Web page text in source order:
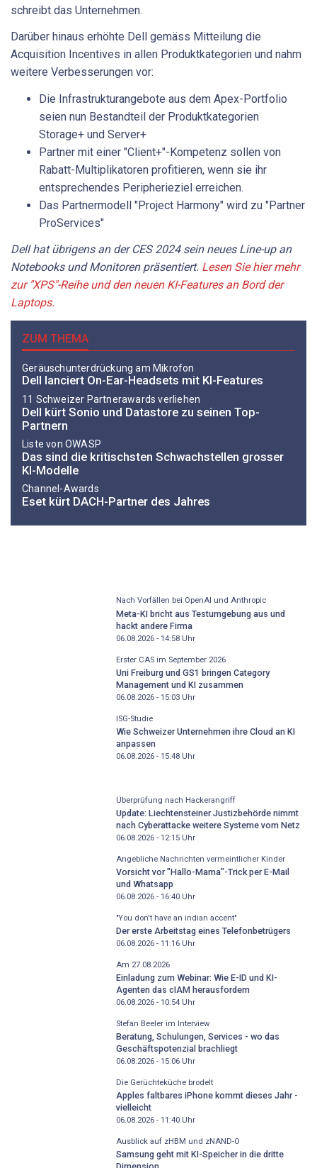
schreibt das Unternehmen.
Darüber hinaus erhöhte Dell gemäss Mitteilung die
Acquisition Incentives in allen Produktkategorien und nahm
weitere Verbesserungen vor:
Die Infrastrukturangebote aus dem Apex-Portfolio
seien nun Bestandteil der Produktkategorien
Storage+ und Server+
Partner mit einer "Client+"-Kompetenz sollen von
Rabatt-Multiplikatoren profitieren, wenn sie ihr
entsprechendes Peripherieziel erreichen.
Das Partnermodell "Project Harmony" wird zu "Partner
ProServices"
Dell hat übrigens an der CES 2024 sein neues Line-up an
Notebooks und Monitoren präsentiert. Lesen Sie hier mehr
zur "XPS"-Reihe und den neuen KI-Features an Bord der
Laptops.
ZUM THEMA
Geräuschunterdrückung am Mikrofon
Dell lanciert On-Ear-Headsets mit KI-Features
11 Schweizer Partnerawards verliehen
Dell kürt Sonio und Datastore zu seinen Top-
Partnern
Liste von OWASP
Das sind die kritischsten Schwachstellen grosser
KI-Modelle
Channel-Awards
Eset kürt DACH-Partner des Jahres
Nach Vorfällen bei OpenAI und Anthropic
Meta-KI bricht aus Testumgebung aus und
hackt andere Firma
06.08.2026 - 14:58Uhr
Erster CAS im September 2026
Uni Freiburg und GS1 bringen Category
Management und KI zusammen
06.08.2026 - 15:03Uhr
ISG-Studie
Wie Schweizer Unternehmen ihre Cloud an KI
anpassen
06.08.2026 - 15:48Uhr
Überprüfung nach Hackerangriff
Update: Liechtensteiner Justizbehörde nimmt
nach Cyberattacke weitere Systeme vom Netz
06.08.2026 - 12:15Uhr
Angebliche Nachrichten vermeintlicher Kinder
Vorsicht vor "Hallo-Mama"-Trick per E-Mail
und Whatsapp
06.08.2026 - 16:40Uhr
"You don't have an indian accent"
Der erste Arbeitstag eines Telefonbetrügers
06.08.2026 - 11:16Uhr
Am 27.08.2026
Einladung zum Webinar: Wie E-ID und KI-
Agenten das cIAM herausfordern
06.08.2026 - 10:54Uhr
Stefan Beeler im Interview
Beratung, Schulungen, Services - wo das
Geschäftspotenzial brachliegt
06.08.2026 - 15:06Uhr
Die Gerüchteküche brodelt
Apples faltbares iPhone kommt dieses Jahr -
vielleicht
06.08.2026 - 11:40Uhr
Ausblick auf zHBM und zNAND-O
Samsung geht mit KI-Speicher in die dritte